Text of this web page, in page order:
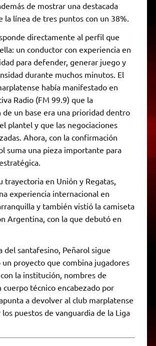
de mostrar una destacada
la línea de tres puntos con un 38%.
directamente al perfil que
un conductor con experiencia en
para defender, generar juego y
durante muchos minutos. El
había manifestado en
Radio (FM 99.9) que la
de un base era una prioridad dentro
plantel y que las negociaciones
Ahora, con la confirmación
suma una pieza importante para
trayectoria en Unión y Regatas,
experiencia internacional en
y también vistió la camiseta
Argentina, con la que debutó en
del santafesino, Peñarol sigue
proyecto que combina jugadores
la institución, nombres de
cuerpo técnico encabezado por
a devolver al club marplatense
puestos de vanguardia de la Liga